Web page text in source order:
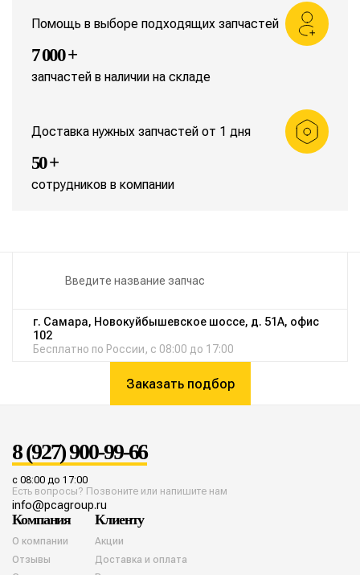
Помощь в выборе подходящих запчастей
7 000 +
запчастей в наличии на складе
Доставка нужных запчастей от 1 дня
50 +
сотрудников в компании
г. Самара, Новокуйбышевское шоссе, д. 51А, офис
102
Бесплатно по России, с 08:00 до 17:00
Заказать подбор
8 (927) 900-99-66
с 08:00 до 17:00
Есть вопросы? Позвоните или напишите нам
info@pcagroup.ru
Компания
О компании
Отзывы
Клиенту
Акции
Доставка и оплата